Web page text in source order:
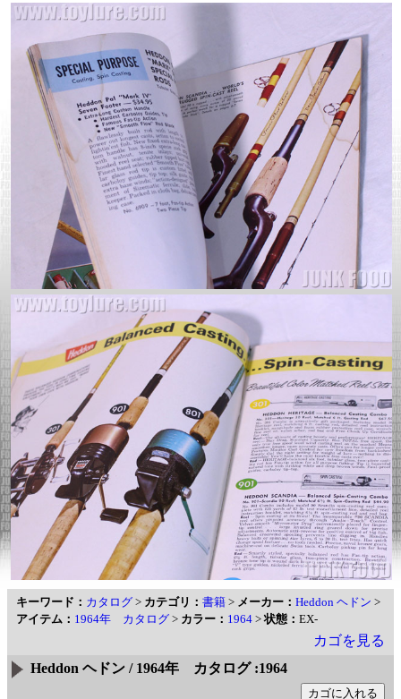
キーワード： カタログ > カテゴリ： 書籍 > メーカー： Heddon ヘドン >
アイテム： 1964年 カタログ > カラー： 1964 >状態： EX-
カゴを見る
Heddon ヘドン / 1964年 カタログ :1964